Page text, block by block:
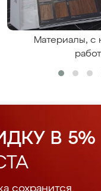
Материалы, с
В 5%
сохранится.